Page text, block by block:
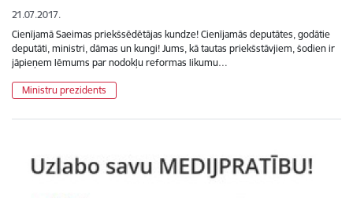
21.07.2017.
Cienījamā Saeimas priekšsēdētājas kundze! Cienījamās deputātes, godātie
deputāti, ministri, dāmas un kungi! Jums, kā tautas priekšstāvjiem, šodien ir
jāpieņem lēmums par nodokļu reformas likumu…
Ministru prezidents